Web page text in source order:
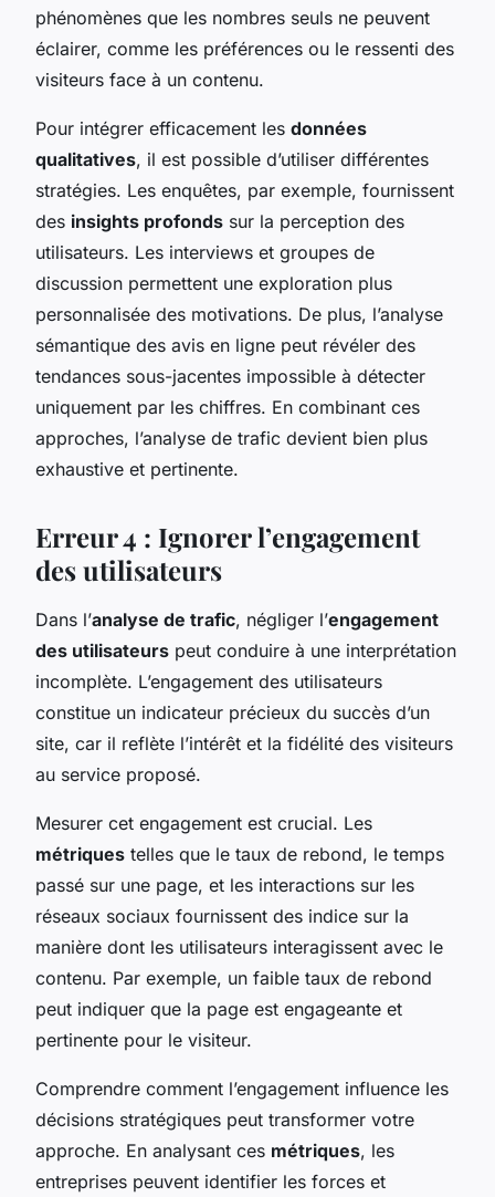
phénomènes que les nombres seuls ne peuvent
éclairer, comme les préférences ou le ressenti des
visiteurs face à un contenu.
Pour intégrer efficacement les données
qualitatives, il est possible d’utiliser différentes
stratégies. Les enquêtes, par exemple, fournissent
des insights profonds sur la perception des
utilisateurs. Les interviews et groupes de
discussion permettent une exploration plus
personnalisée des motivations. De plus, l’analyse
sémantique des avis en ligne peut révéler des
tendances sous-jacentes impossible à détecter
uniquement par les chiffres. En combinant ces
approches, l’analyse de trafic devient bien plus
exhaustive et pertinente.
Erreur 4 : Ignorer l’engagement
des utilisateurs
Dans l’analyse de trafic, négliger l’engagement
des utilisateurs peut conduire à une interprétation
incomplète. L’engagement des utilisateurs
constitue un indicateur précieux du succès d’un
site, car il reflète l’intérêt et la fidélité des visiteurs
au service proposé.
Mesurer cet engagement est crucial. Les
métriques telles que le taux de rebond, le temps
passé sur une page, et les interactions sur les
réseaux sociaux fournissent des indice sur la
manière dont les utilisateurs interagissent avec le
contenu. Par exemple, un faible taux de rebond
peut indiquer que la page est engageante et
pertinente pour le visiteur.
Comprendre comment l’engagement influence les
décisions stratégiques peut transformer votre
approche. En analysant ces métriques, les
entreprises peuvent identifier les forces et